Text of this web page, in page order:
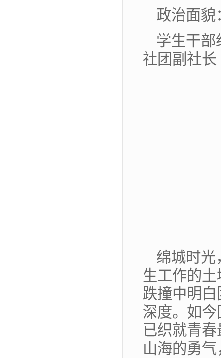
政治面貌
学生干部
社团副社长
绵城时光
生工作的
跌撞中明
深度。如
已织就青
山海的勇